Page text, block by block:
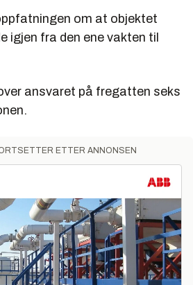
om at objektet
igjen fra den ene vakten til
ansvaret på fregatten seks
ETTER ANNONSEN